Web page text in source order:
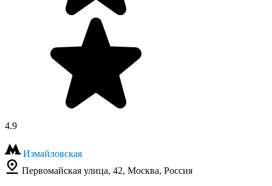
4.9
Измайловская
Первомайская улица, 42, Москва, Россия